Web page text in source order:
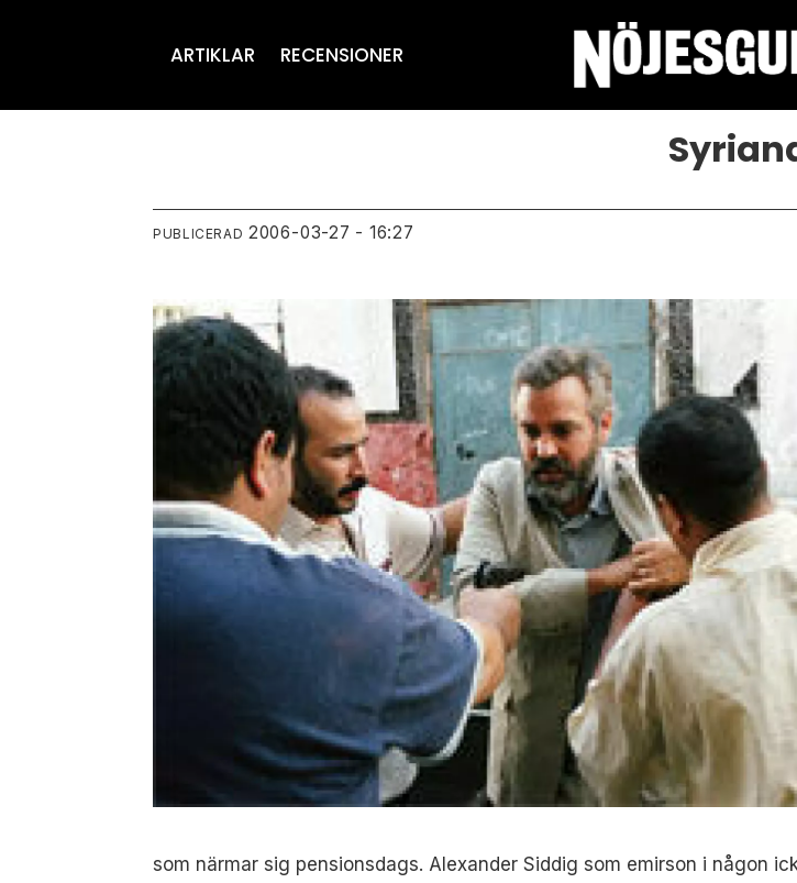
ARTIKLAR RECENSIONER
PUBLICERAD 2006-03-27 - 16:27
som närmar sig pensionsdags. Alexander Siddig som emirson i någon